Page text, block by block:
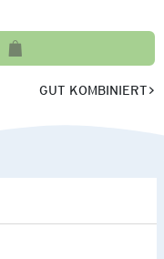
GUT KOMBINIERT